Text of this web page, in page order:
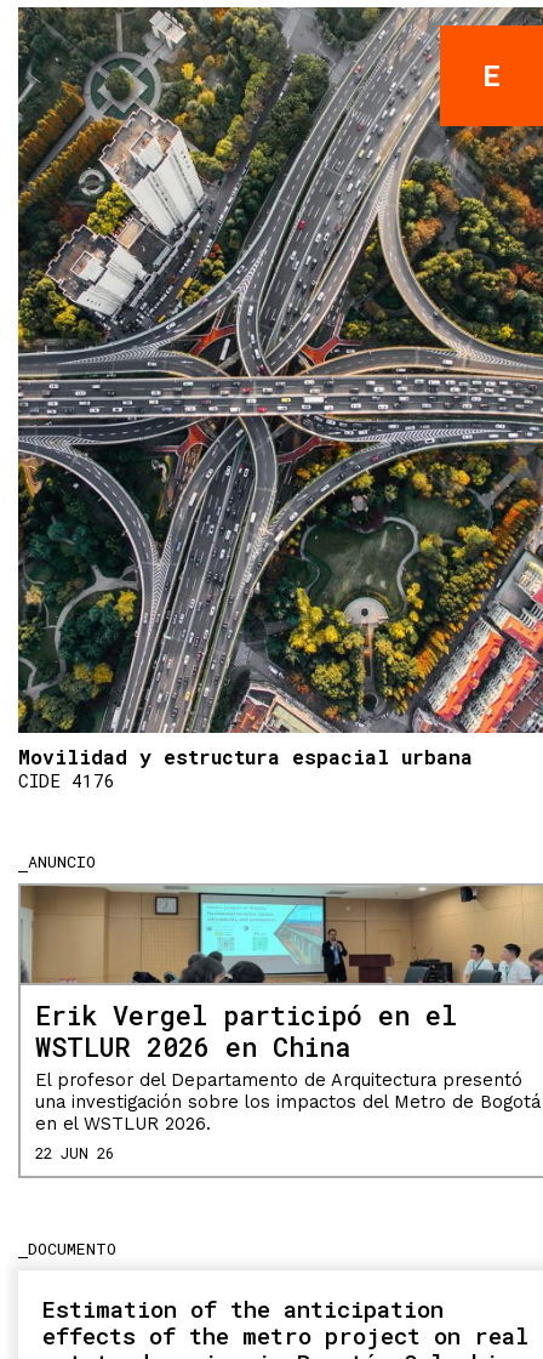
E
Movilidad y estructura espacial urbana
CIDE 4176
ANUNCIO
Erik Vergel participó en el
WSTLUR 2026 en China
El profesor del Departamento de Arquitectura presentó
una investigación sobre los impactos del Metro de Bogotá
en el WSTLUR 2026.
22 JUN 26
DOCUMENTO
Estimation of the anticipation
effects of the metro project on real